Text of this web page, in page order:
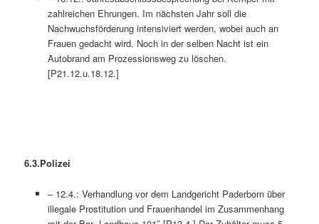
zahlreichen Ehrungen. Im nächsten Jahr soll die
Nachwuchsförderung intensiviert werden, wobei auch an
Frauen gedacht wird. Noch in der selben Nacht ist ein
Autobrand am Prozessionsweg zu löschen.
[P21.12.u.18.12.]
– 12.4.: Verhandlung vor dem Landgericht Paderborn über
illegale Prostitution und Frauenhandel im Zusammenhang